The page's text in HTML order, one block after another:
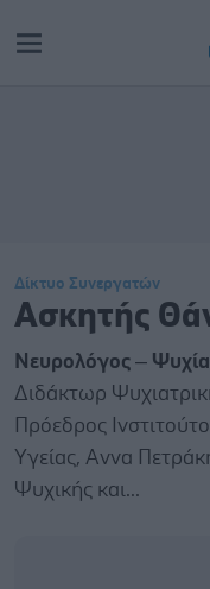
Δίκτυο Συνεργατών
Ασκητής
Νευρολόγος –
Διδάκτωρ
Πρόεδρος
Υγείας, Αννα
Ψυχικής και...